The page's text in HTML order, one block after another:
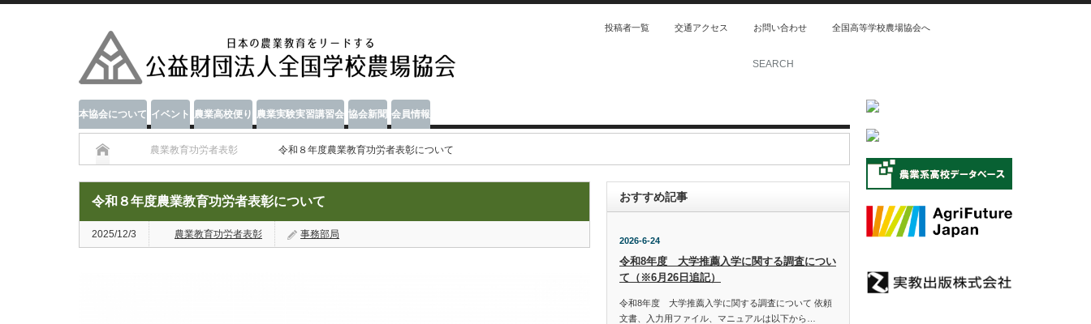
投稿者一覧 交通アクセス お問い合わせ 全国高等学校農場協会へ
本協会について イベント 農業高校便り 農業実験実習講習会 協会新聞 会員情報
農業教育功労者表彰 令和８年度農業教育功労者表彰について
令和８年度農業教育功労者表彰について
2025/12/3 農業教育功労者表彰 事務部局
おすすめ記事
2026-6-24
令和8年度 大学推薦入学に関する調査につい
て（※6月26日追記）
令和8年度 大学推薦入学に関する調査について 依頼
文書、入力用ファイル、マニュアルは以下から…